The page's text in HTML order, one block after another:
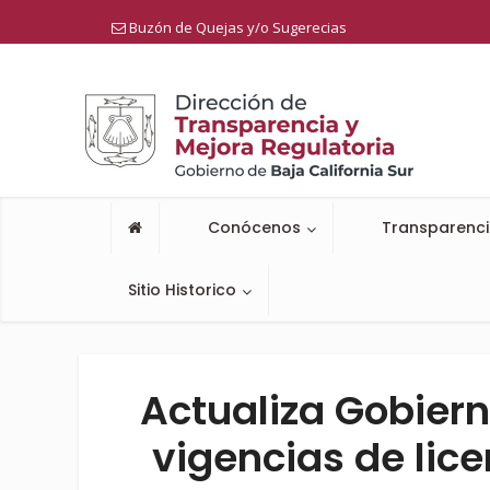
Buzón de Quejas y/o Sugerecias
Conócenos
Sitio Historico
Actualiza
vigencias de